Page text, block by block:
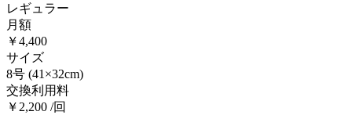
レギュラー
月額
￥4,400
サイズ
8号 (41×32cm)
交換利用料
￥2,200 /回